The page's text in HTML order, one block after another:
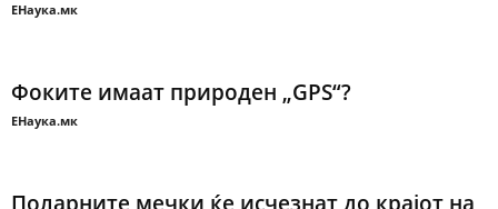
ЕНаука.мк
Фоките имаат природен „GPS“?
ЕНаука.мк